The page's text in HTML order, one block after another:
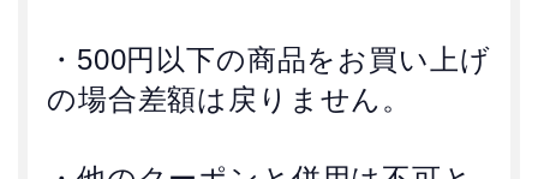
・500円以下の商品をお買い上げ
の場合差額は戻りません。